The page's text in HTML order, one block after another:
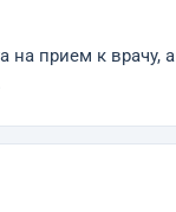
прием к